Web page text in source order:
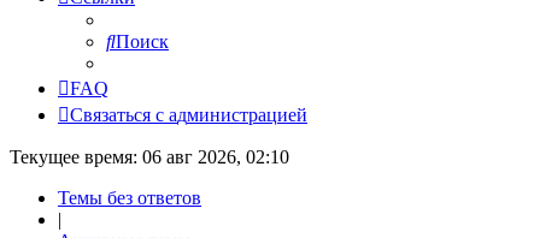
Поиск
FAQ
Связаться с администрацией
Текущее время: 06 авг 2026, 02:10
Темы без ответов
|